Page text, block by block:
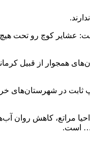
۱۵ اردیبهشت ماه ممنوع است، افزود:
طبیعی و آبخیزداری لرستان، عنوان کرد: به منظور کنترل و
حفظ و احیا مراتع، کاهش
و… است.